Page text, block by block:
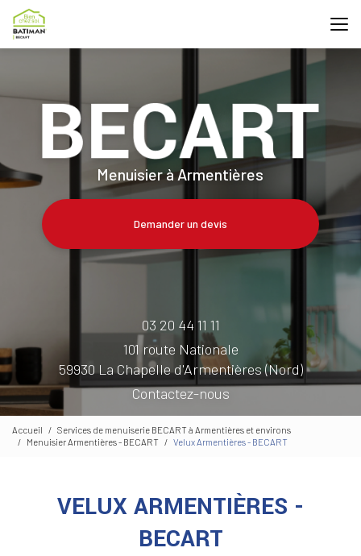
contenu
Menuisier à Armentières
Demander un devis
03 20 44 11 11
101 route Nationale
59930 La Chapelle d'Armentières (Nord)
Contactez-nous
Accueil
Services de menuiserie BECART à Armentières et environs
Menuisier Armentières - BECART
Velux Armentières - BECART
VELUX ARMENTIÈRES -
BECART